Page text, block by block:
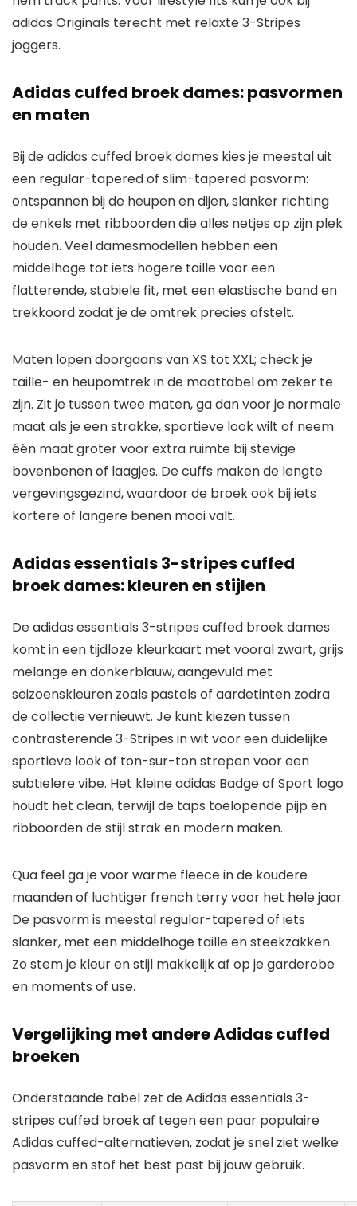
adidas Originals terecht met relaxte 3-Stripes
joggers.
Adidas cuffed broek dames: pasvormen
en maten
Bij de adidas cuffed broek dames kies je meestal uit
een regular-tapered of slim-tapered pasvorm:
ontspannen bij de heupen en dijen, slanker richting
de enkels met ribboorden die alles netjes op zijn plek
houden. Veel damesmodellen hebben een
middelhoge tot iets hogere taille voor een
flatterende, stabiele fit, met een elastische band en
trekkoord zodat je de omtrek precies afstelt.
Maten lopen doorgaans van XS tot XXL; check je
taille- en heupomtrek in de maattabel om zeker te
zijn. Zit je tussen twee maten, ga dan voor je normale
maat als je een strakke, sportieve look wilt of neem
één maat groter voor extra ruimte bij stevige
bovenbenen of laagjes. De cuffs maken de lengte
vergevingsgezind, waardoor de broek ook bij iets
kortere of langere benen mooi valt.
Adidas essentials 3-stripes cuffed
broek dames: kleuren en stijlen
De adidas essentials 3-stripes cuffed broek dames
komt in een tijdloze kleurkaart met vooral zwart, grijs
melange en donkerblauw, aangevuld met
seizoenskleuren zoals pastels of aardetinten zodra
de collectie vernieuwt. Je kunt kiezen tussen
contrasterende 3-Stripes in wit voor een duidelijke
sportieve look of ton-sur-ton strepen voor een
subtielere vibe. Het kleine adidas Badge of Sport logo
houdt het clean, terwijl de taps toelopende pijp en
ribboorden de stijl strak en modern maken.
Qua feel ga je voor warme fleece in de koudere
maanden of luchtiger french terry voor het hele jaar.
De pasvorm is meestal regular-tapered of iets
slanker, met een middelhoge taille en steekzakken.
Zo stem je kleur en stijl makkelijk af op je garderobe
en moments of use.
Vergelijking met andere Adidas cuffed
broeken
Onderstaande tabel zet de Adidas essentials 3-
stripes cuffed broek af tegen een paar populaire
Adidas cuffed-alternatieven, zodat je snel ziet welke
pasvorm en stof het best past bij jouw gebruik.